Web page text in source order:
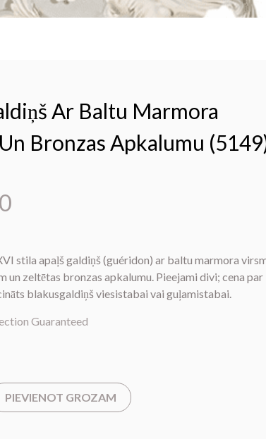
Ar Baltu Marmora
Bronzas Apkalumu
stila apaļš galdiņš(guéridon) ar baltu marmora
un zeltētas bronzas apkalumu. Pieejami divi; cena par
blakusgaldiņšviesistabai vai guļamistabai.
Guaranteed
PIEVIENOT GROZAM